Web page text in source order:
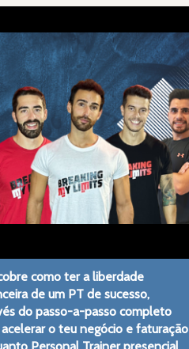
como ter a liberdade
de um PT de sucesso,
do passo-a-passo completo
o teu negócio e faturação
Personal Trainer presencial